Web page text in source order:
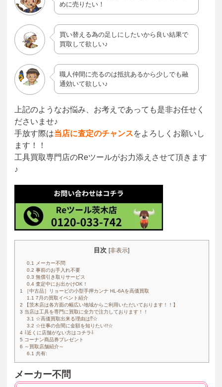
めに売りたい！
買い替える為の足しにしたいから良い結果で
買取して欲しい♪
職人仲間に売るのは抵抗あるから少しでも融
通効いて欲しい♪
上記のようなお悩み、お考えであっても是非お任せく
ださいませ♪
手放す際は当店に査定のチャンスをよろしくお願いし
ます！！
工具買取専門店のReツールがお力添えさせて頂きます
♪
目次 [非表示]
0.1
メーカー不問
0.2 事前のお手入れ不要
0.3 無償引き取りサービス
0.4査定中にお出かけOK！
1
［中古品］リョービの小型手押カンナ HL-6Aを高価買取
1.1 7月の買取イベント紹介
2 【茨木店は各方面の幅広い地域からご利用いただいております！！】
3 当店は工具を専門に買取に全力で注力しております！！
3.1 ☆高価買取出来る理由は⁉☆
3.2 ☆仕事の合間に金額を知りたい!!☆
4⇩近くに店舗がない方はコチラ⇩
5 コーナン商品券プレゼント
6 ～買取店舗紹介～
6.1 共有:
メーカー不問